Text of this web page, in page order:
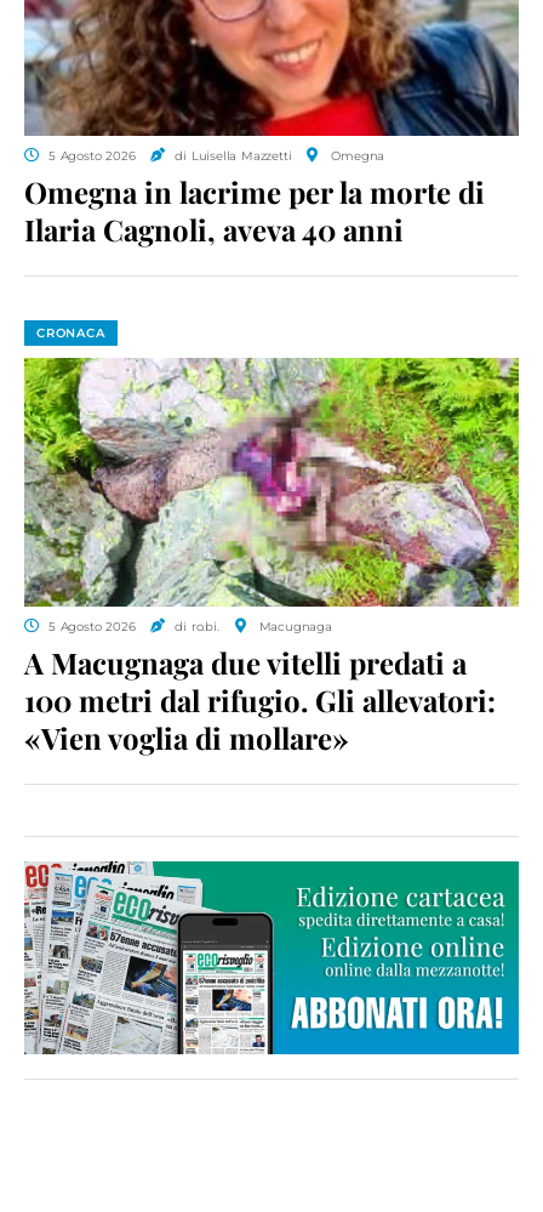
5 Agosto 2026 di Luisella Mazzetti Omegna
Omegna in lacrime per la morte di
Ilaria Cagnoli, aveva 40 anni
CRONACA
5 Agosto 2026 di ro.bi. Macugnaga
A Macugnaga due vitelli predati a
100 metri dal rifugio. Gli allevatori:
«Vien voglia di mollare»